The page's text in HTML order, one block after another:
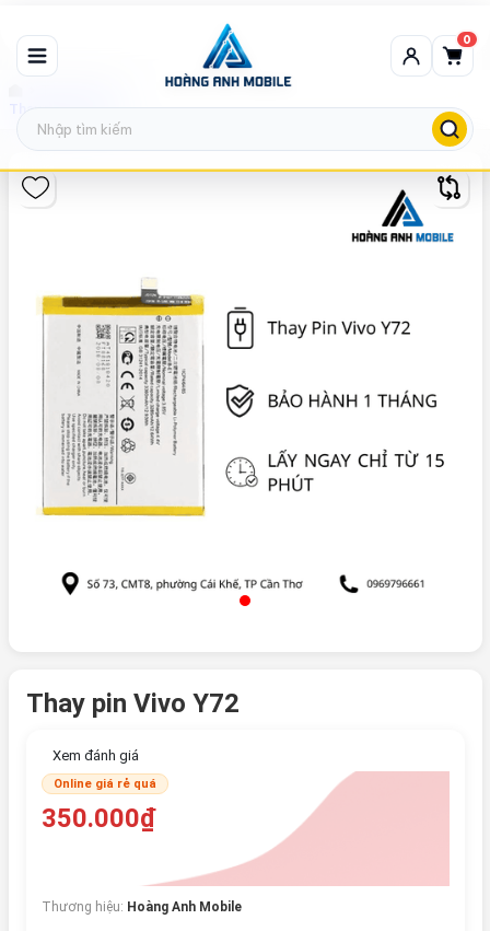
0
Thay pin Vivo Y72
Thay pin Vivo Y72
Xem đánh giá
Online giá rẻ quá
350.000₫
Thương hiệu: Hoàng Anh Mobile